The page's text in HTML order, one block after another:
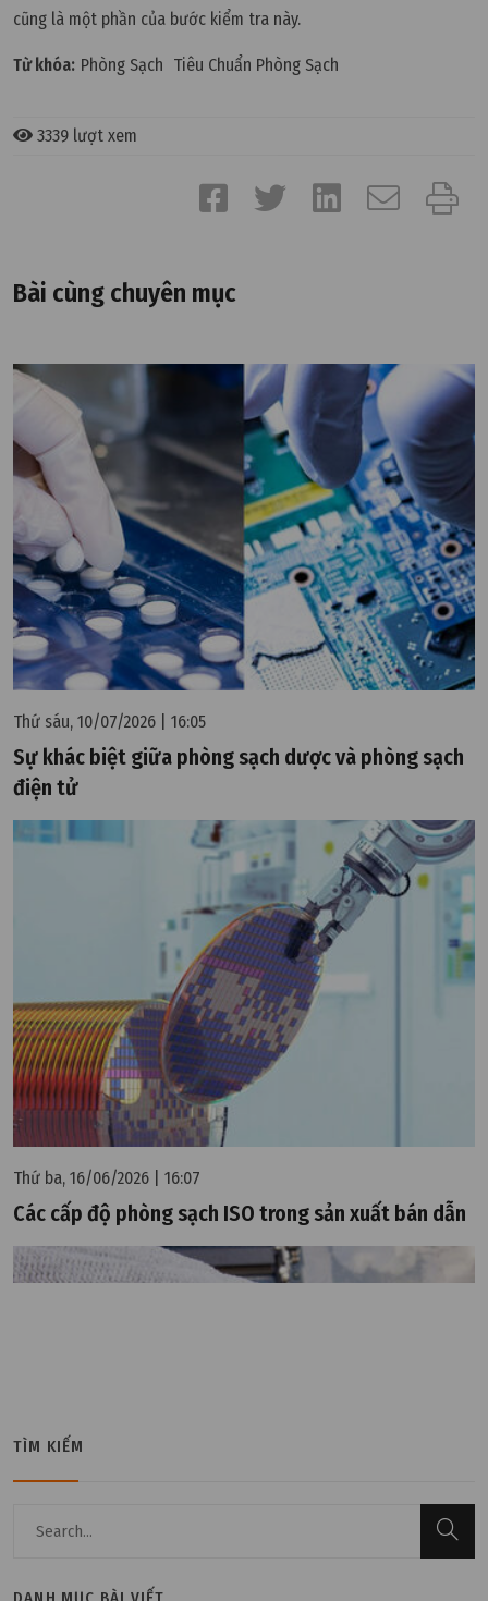
cũng là một phần của bước kiểm tra này.
Từ khóa: Phòng Sạch Tiêu Chuẩn Phòng Sạch
3339 lượt xem
Bài cùng chuyên mục
Thứ sáu, 10/07/2026 | 16:05
Sự khác biệt giữa phòng sạch dược và phòng sạch
điện tử
Thứ ba, 16/06/2026 | 16:07
Các cấp độ phòng sạch ISO trong sản xuất bán dẫn
TÌM KIẾM